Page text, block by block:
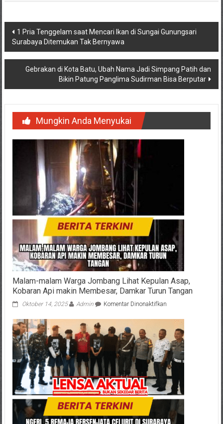
Navigasi
pos
1 Pria Tenggelam saat Mencari Ikan di Sungai Gunungsari
Surabaya Ditemukan Tak Bernyawa
Gebrakan di Kota Batu, Ubah Nama Jadi Simpang Patih dan
Bikin Patung Panglima Sudirman Bisa Berputar
Mungkin Anda Menyukai
Malam-malam Warga Jombang Lihat Kepulan Asap,
Kobaran Api makin Membesar, Damkar Turun Tangan
Oktober 14, 2025 Admin Komentar Dinonaktifkanpada
malam
Warga
Jombang
Lihat
Kepulan
Asap,
Kobaran
Api
makin
Membesar,
Damkar
Turun